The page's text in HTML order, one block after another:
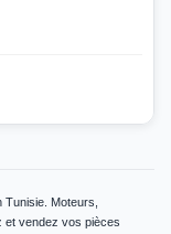
Moteurs,
et vendez vos pièces